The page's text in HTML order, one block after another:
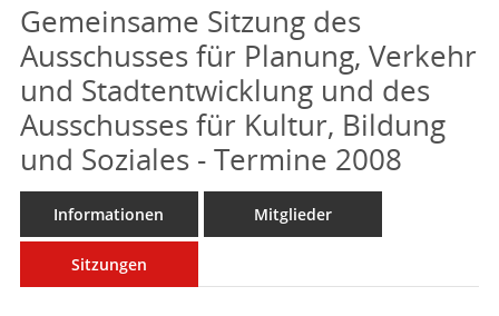
Gemeinsame Sitzung des
Ausschusses für Planung, Verkehr
und Stadtentwicklung und des
Ausschusses für Kultur, Bildung
und Soziales - Termine 2008
Informationen Mitglieder
Sitzungen